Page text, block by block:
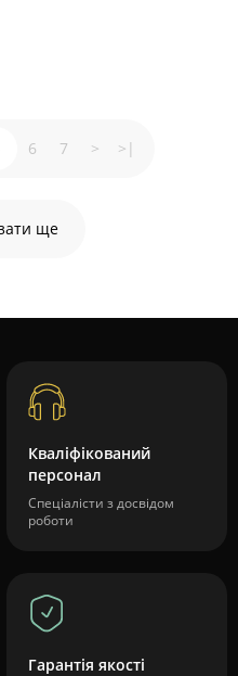
ще
6 7 > >|
Кваліфікований
персонал
Спеціалісти з досвідом
роботи
Гарантія якості